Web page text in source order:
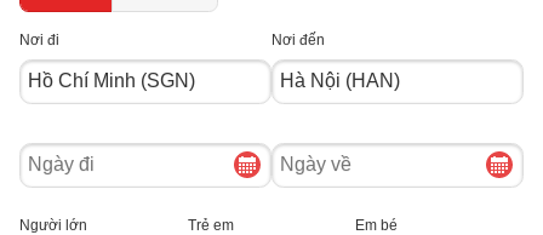
Nơi đi Nơi đến
Ngày
đi
Ngày
về
Người lớn Trẻ em Em bé